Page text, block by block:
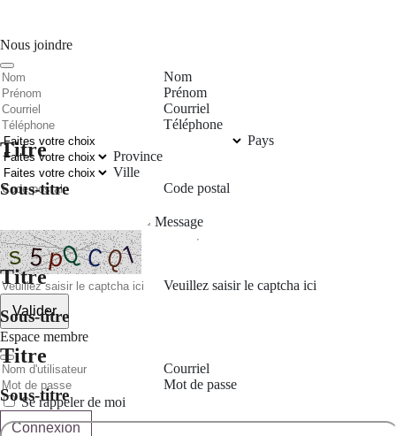
Titre
Sous-titre
Titre
Sous-titre
Titre
Sous-titre
Nous joindre
Nom
Prénom
Courriel
Téléphone
Pays
Province
Ville
Code postal
Message
Veuillez saisir le captcha ici
Valider
Espace membre
Courriel
Mot de passe
Se rappeler de moi
Connexion